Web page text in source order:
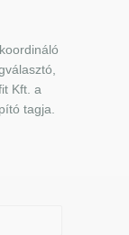
Kft. a
tagja.